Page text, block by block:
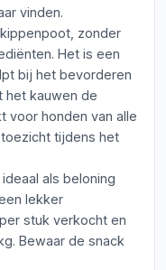
vinden.
zonder
Het is een
bij het bevorderen
het kauwen de
voor honden van alle
tijdens het
als beloning
lekker
stuk verkocht en
Bewaar de snack